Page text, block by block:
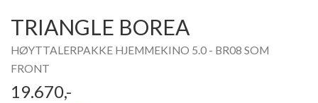
TRIANGLE BOREA
HØYTTALERPAKKE HJEMMEKINO 5.0 - BR08 SOM
FRONT
19.670,-